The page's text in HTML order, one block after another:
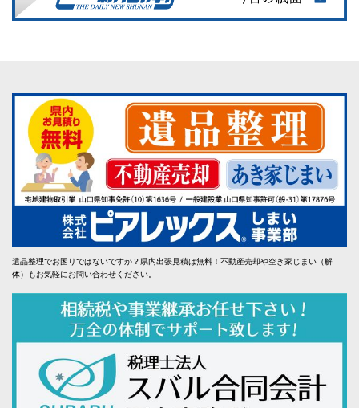
遺品整理でお困りではないですか？県内出張見積は無料！不動産売却や空き家じまい（解
体）もお気軽にお問い合わせください。